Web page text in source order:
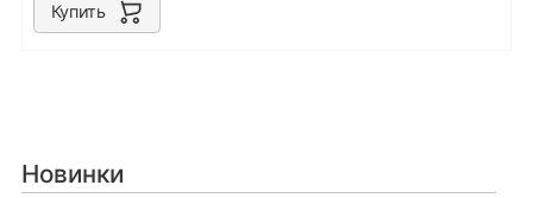
Купить
Новинки